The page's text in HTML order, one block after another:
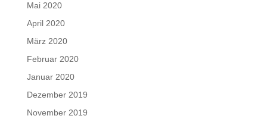
Mai 2020
April 2020
März 2020
Februar 2020
Januar 2020
Dezember 2019
November 2019